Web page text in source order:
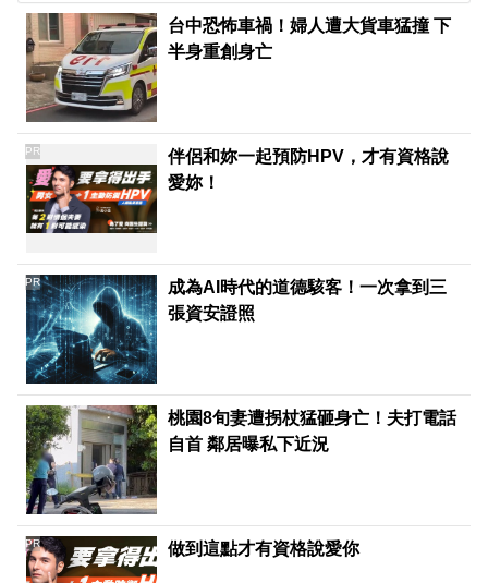
台中恐怖車禍！婦人遭大貨車猛撞 下
半身重創身亡
伴侶和妳一起預防HPV，才有資格說
愛妳！
PR
成為AI時代的道德駭客！一次拿到三
張資安證照
PR
桃園8旬妻遭拐杖猛砸身亡！夫打電話
自首 鄰居曝私下近況
做到這點才有資格說愛你
PR